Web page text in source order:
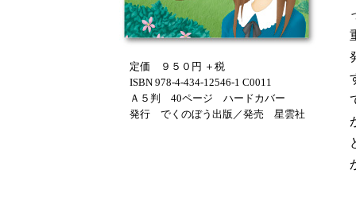
定価 ９５０円 ＋税
ISBN 978-4-434-12546-1 C0011
Ａ５判 40ページ ハードカバー
発行 でくのぼう出版／発売 星雲社